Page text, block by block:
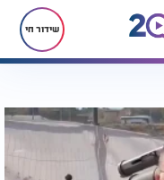
שידור חי